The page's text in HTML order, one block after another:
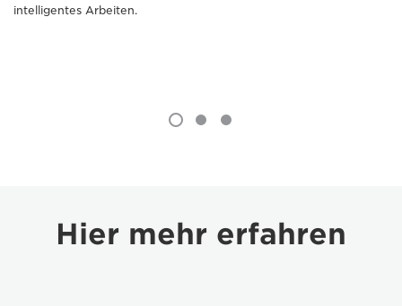
intelligentes Arbeiten.
Hier mehr erfahren